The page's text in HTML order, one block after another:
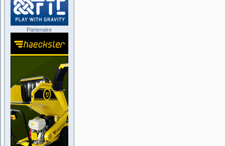
Partenaire